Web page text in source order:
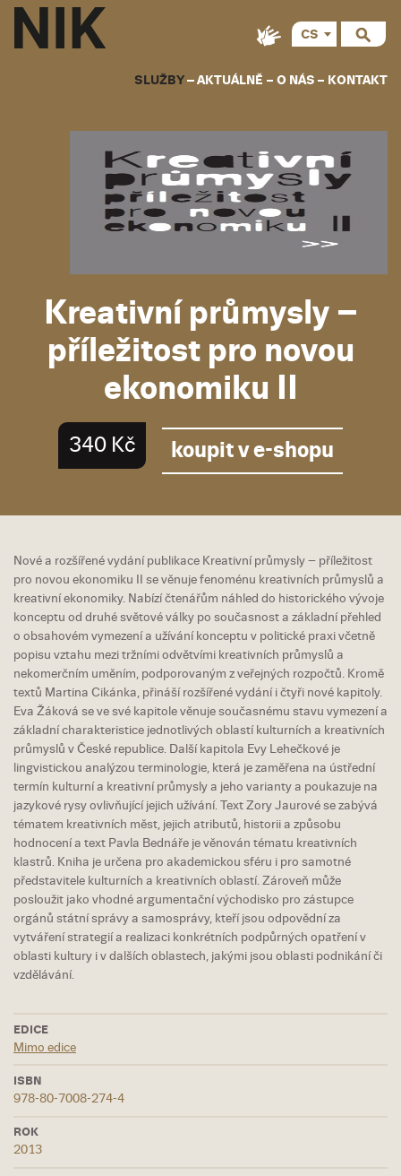
SLUŽBY AKTUÁLNĚ O NÁS KONTAKT
CS
Kreativní průmysly –
příležitost pro novou
ekonomiku II
340 Kč koupit v e-shopu
Nové a rozšířené vydání publikace Kreativní průmysly – příležitost
pro novou ekonomiku II se věnuje fenoménu kreativních průmyslů a
kreativní ekonomiky. Nabízí čtenářům náhled do historického vývoje
konceptu od druhé světové války po současnost a základní přehled
o obsahovém vymezení a užívání konceptu v politické praxi včetně
popisu vztahu mezi tržními odvětvími kreativních průmyslů a
nekomerčním uměním, podporovaným z veřejných rozpočtů. Kromě
textů Martina Cikánka, přináší rozšířené vydání i čtyři nové kapitoly.
Eva Žáková se ve své kapitole věnuje současnému stavu vymezení a
základní charakteristice jednotlivých oblastí kulturních a kreativních
průmyslů v České republice. Další kapitola Evy Lehečkové je
lingvistickou analýzou terminologie, která je zaměřena na ústřední
termín kulturní a kreativní průmysly a jeho varianty a poukazuje na
jazykové rysy ovlivňující jejich užívání. Text Zory Jaurové se zabývá
tématem kreativních měst, jejich atributů, historii a způsobu
hodnocení a text Pavla Bednáře je věnován tématu kreativních
klastrů. Kniha je určena pro akademickou sféru i pro samotné
představitele kulturních a kreativních oblastí. Zároveň může
posloužit jako vhodné argumentační východisko pro zástupce
orgánů státní správy a samosprávy, kteří jsou odpovědní za
vytváření strategií a realizaci konkrétních podpůrných opatření v
oblasti kultury i v dalších oblastech, jakými jsou oblasti podnikání či
vzdělávání.
EDICE
Mimo edice
ISBN
978-80-7008-274-4
ROK
2013